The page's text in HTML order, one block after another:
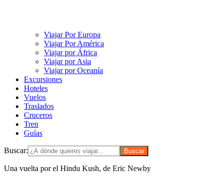
Viajar Por Europa
Viajar Por América
Viajar por África
Viajar por Asia
Viajar por Oceanía
Excursiones
Hoteles
Vuelos
Traslados
Cruceros
Tren
Guías
Buscar:
Una vuelta por el Hindu Kush, de Eric Newby